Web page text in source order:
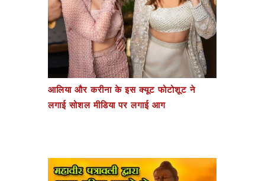
आलिया और करीना के इस क्यूट फोटोशूट ने
लगाई सोशल मीडिया पर लगाई आग